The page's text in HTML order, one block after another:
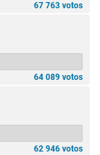
67 763 votos
64 089 votos
62 946 votos